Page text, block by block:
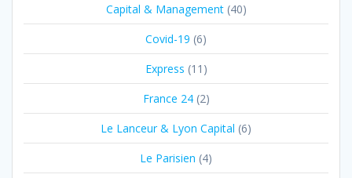
Capital & Management(40)
Covid-19 (6)
Express (11)
France 24(2)
Le Lanceur & Lyon Capital (6)
Le Parisien (4)